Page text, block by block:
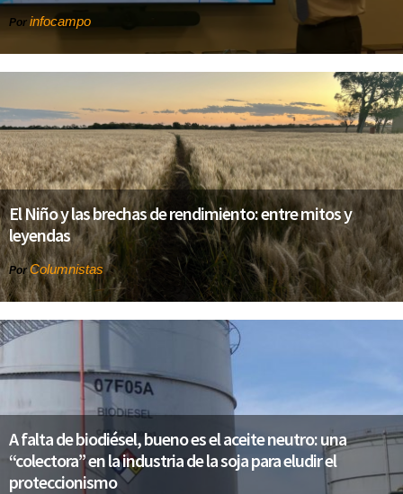
Por infocampo
El Niño y las brechas de rendimiento: entre mitos y
leyendas
PorColumnistas
A falta de biodiésel, bueno es el aceite neutro: una
“colectora” en la industria de la soja para eludir el
proteccionismo